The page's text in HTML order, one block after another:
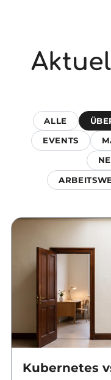
ALLE
EVENTS
Kubernetes